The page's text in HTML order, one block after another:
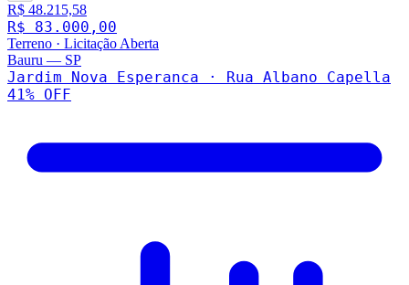
R$ 48.215,58
R$ 83.000,00
Terreno · Licitação Aberta
Bauru — SP
Jardim Nova Esperanca · Rua Albano Capella
41% OFF